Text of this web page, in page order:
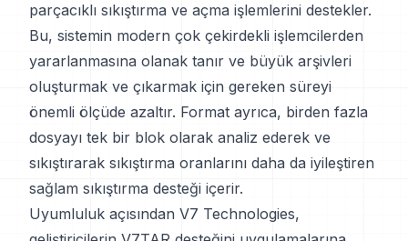
parçacıklı sıkıştırma ve açma işlemlerini destekler.
Bu, sistemin modern çok çekirdekli işlemcilerden
yararlanmasına olanak tanır ve büyük arşivleri
oluşturmak ve çıkarmak için gereken süreyi
önemli ölçüde azaltır. Format ayrıca, birden fazla
dosyayı tek bir blok olarak analiz ederek ve
sıkıştırarak sıkıştırma oranlarını daha da iyileştiren
sağlam sıkıştırma desteği içerir.
Uyumluluk açısından V7 Technologies,